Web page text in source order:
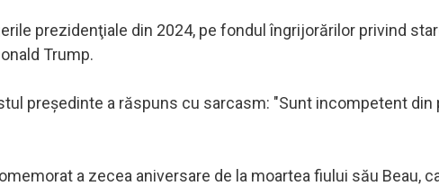
prezidenţiale din 2024, pe fondul îngrijorărilor privind
Trump.
preşedinte a răspuns cu sarcasm: "Sunt incompetent din
a zecea aniversare de la moartea fiului său Beau,